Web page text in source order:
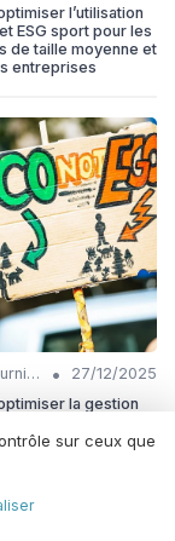
l’utilisation
ESG sport pour les
de taille moyenne et
entreprises
Gestion fournisseurs •
27/12/2025
la gestion
sur ceux que